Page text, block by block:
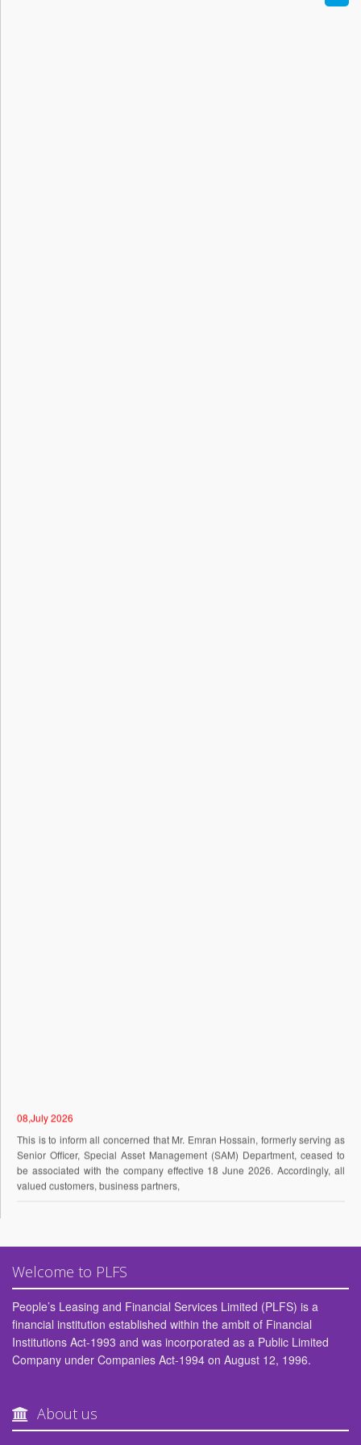
This is to inform all concerned that Mr. Emran Hossain, formerly serving as
Senior Officer, Special Asset Management (SAM) Department, ceased to
be associated with the company effective 18 June 2026. Accordingly, all
valued customers, business partners,
14,May 2026
APPOINTMENT OF Managing Director/ Chief Executive Officer.
26,April 2026
আর্থিক স্বাক্ষরতা সপ্তাহ-২০২৬
unrecovered from ex-directors.
Welcome to PLFS
People’s Leasing and Financial Services Limited (PLFS) is a
financial institution established within the ambit of Financial
Institutions Act-1993 and was incorporated as a Public Limited
Company under Companies Act-1994 on August 12, 1996.
About us